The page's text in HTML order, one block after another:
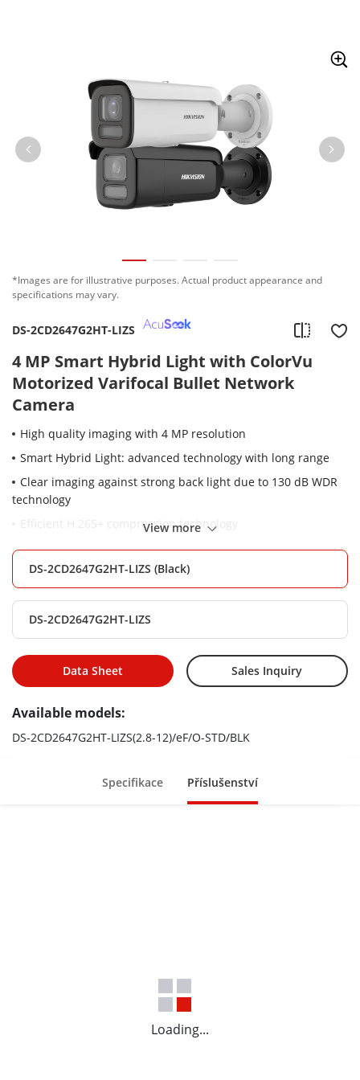
*Images are for illustrative purposes. Actual product appearance and
specifications may vary.
DS-2CD2647G2HT-LIZS
4 MP Smart Hybrid Light with ColorVu
Motorized Varifocal Bullet Network
Camera
High quality imaging with 4 MP resolution
Smart Hybrid Light: advanced technology with long range
Clear imaging against strong back light due to 130 dB WDR
technology
Efficient H.265+ compression technology
Motorized varifocal lens for easy installation and monitoring
Focus on human and vehicle classification based on deep
learning
Water and dust resistant (IP67) and vandal resistant (IK10)
View more
DS-2CD2647G2HT-LIZS (Black)
DS-2CD2647G2HT-LIZS
Data Sheet Sales Inquiry
Available models:
DS-2CD2647G2HT-LIZS(2.8-12)/eF/O-STD/BLK
Specifikace Příslušenství
Loading...